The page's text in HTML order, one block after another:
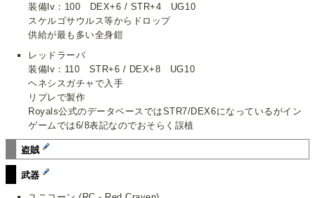
装備lv：100 DEX+6 / STR+4 UG10
スケルゴサウルス等からドロップ
供給が最も多い全身鎧
レッドラーバ
装備lv：110 STR+6 / DEX+8 UG10
ヘネシスガチャで入手
リプレで製作
Royals公式のデータベースではSTR7/DEX6になっているがイン
ゲームでは6/8表記なのでおそらく誤植
盗賊
武器